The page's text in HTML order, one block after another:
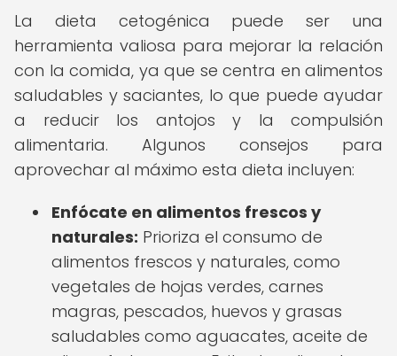
La dieta cetogénica puede ser una
herramienta valiosa para mejorar la relación
con la comida, ya que se centra en alimentos
saludables y saciantes, lo que puede ayudar
a reducir los antojos y la compulsión
alimentaria. Algunos consejos para
aprovechar al máximo esta dieta incluyen:
Enfócate en alimentos frescos y
naturales: Prioriza el consumo de
alimentos frescos y naturales, como
vegetales de hojas verdes, carnes
magras, pescados, huevos y grasas
saludables como aguacates, aceite de